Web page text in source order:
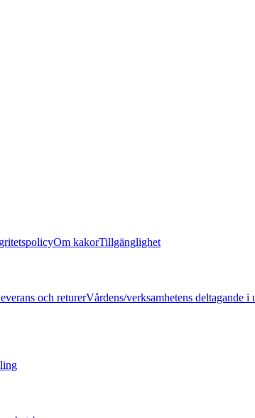
Om kakorTillgänglighet
och returerVårdens/verksamhetens deltagande i